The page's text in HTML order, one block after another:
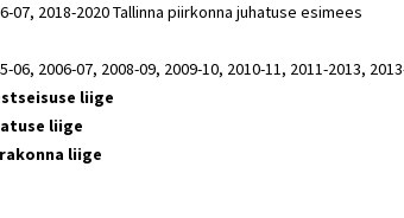
07, 2018-2020 Tallinna piirkonna juhatuse esimees
06, 2006-07, 2008-09, 2009-10, 2010-11, 2011-2013,
liige
liige
liige